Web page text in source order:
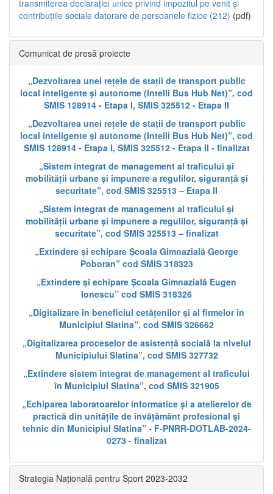
transmiterea declarației unice privind impozitul pe venit și
contribuțiile sociale datorare de persoanele fizice (212) (pdf)
Comunicat de presă proiecte
„Dezvoltarea unei rețele de stații de transport public
local inteligente și autonome (Intelli Bus Hub Net)”, cod
SMIS 128914 - Etapa I, SMIS 325512 - Etapa II
„Dezvoltarea unei rețele de stații de transport public
local inteligente și autonome (Intelli Bus Hub Net)”, cod
SMIS 128914 - Etapa I, SMIS 325512 - Etapa II - finalizat
„Sistem integrat de management al traficului și
mobilității urbane și impunere a regulilor, siguranță și
securitate”, cod SMIS 325513 – Etapa II
„Sistem integrat de management al traficului și
mobilității urbane și impunere a regulilor, siguranță și
securitate”, cod SMIS 325513 – finalizat
„Extindere și echipare Școala Gimnazială George
Poboran” cod SMIS 318323
„Extindere și echipare Școala Gimnazială Eugen
Ionescu” cod SMIS 318326
„Digitalizare în beneficiul cetățenilor și al firmelor în
Municipiul Slatina”, cod SMIS 326662
„Digitalizarea proceselor de asistență socială la nivelul
Municipiului Slatina”, cod SMIS 327732
„Extindere sistem integrat de management al traficului
în Municipiul Slatina”, cod SMIS 321905
„Echiparea laboratoarelor informatice și a atelierelor de
practică din unitățile de învățământ profesional și
tehnic din Municipiul Slatina” - F-PNRR-DOTLAB-2024-
0273 - finalizat
Strategia Națională pentru Sport 2023-2032